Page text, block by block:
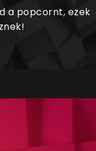
a popcornt, ezek